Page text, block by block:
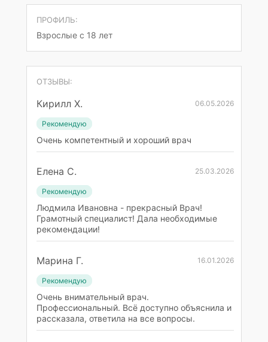
ПРОФИЛЬ:
Взрослые с 18 лет
ОТЗЫВЫ:
Кирилл Х. 06.05.2026
Рекомендую
Очень компетентный и хороший врач
Елена С. 25.03.2026
Рекомендую
Людмила Ивановна - прекрасный Врач!
Грамотный специалист! Дала необходимые
рекомендации!
Марина Г. 16.01.2026
Рекомендую
Очень внимательный врач.
Профессиональный. Всё доступно объяснила и
рассказала, ответила на все вопросы.